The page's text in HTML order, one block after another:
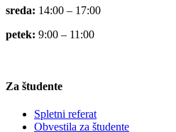
sreda: 14:00 – 17:00
petek: 9:00 – 11:00
Za študente
Spletni referat
Obvestila za študente